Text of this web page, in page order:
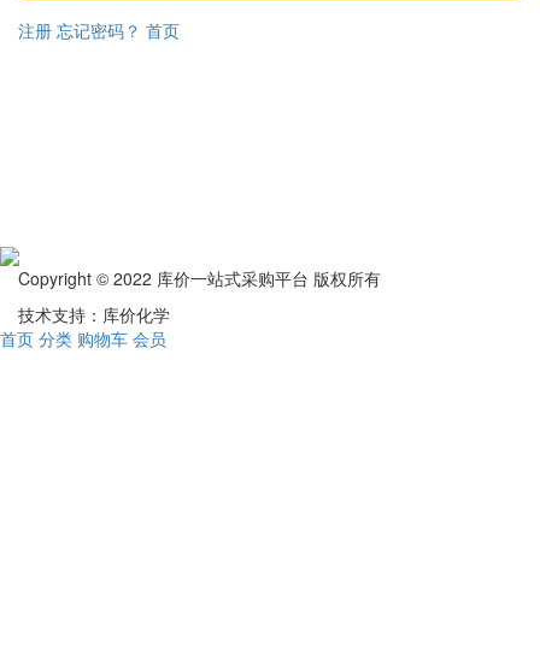
注册 忘记密码？ 首页
Copyright © 2022 库价一站式采购平台 版权所有
技术支持：库价化学
首页 分类 购物车 会员